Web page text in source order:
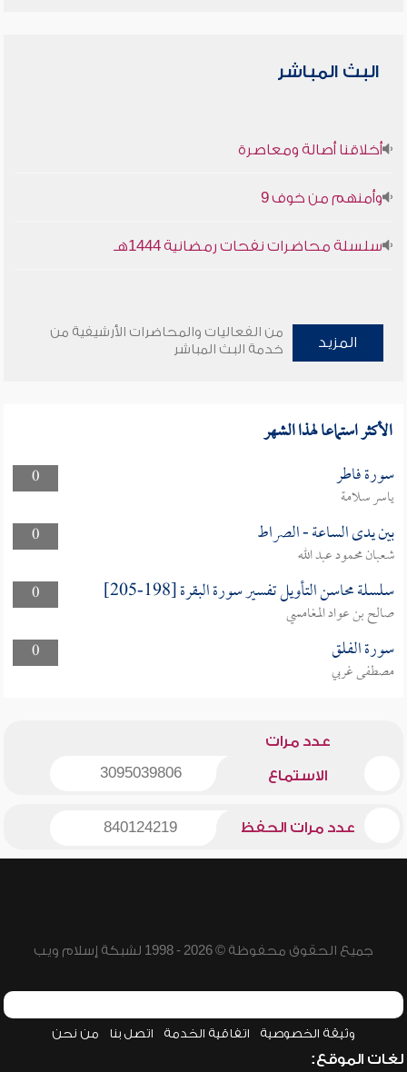
البث المباشر
أخلاقنا أصالة ومعاصرة
وأمنهم من خوف 9
سلسلة محاضرات نفحات رمضانية 1444هـ
المزيد
من الفعاليات والمحاضرات الأرشيفية من
خدمة البث المباشر
الأكثر استماعا لهذا الشهر
0 سورة فاطر
ياسر سلامة
0
بين يدى الساعة - الصراط
شعبان محمود عبد الله
0
سلسلة محاسن التأويل تفسير سورة البقرة [198-205]
صالح بن عواد المغامسي
0
سورة الفلق
مصطفى غربي
عدد مرات
الاستماع 3095039806
عدد مرات الحفظ 840124219
جميع الحقوق محفوظة © 2026 - 1998 لشبكة إسلام ويب
وثيقة الخصوصية اتفاقية الخدمة اتصل بنا من نحن
لغات الموقع: